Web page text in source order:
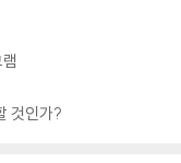
것인가?